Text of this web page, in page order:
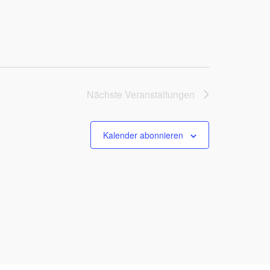
Nächste Veranstaltungen
Kalender abonnieren